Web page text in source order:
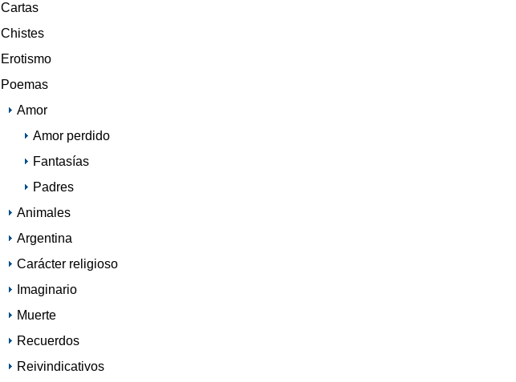
Cartas
Chistes
Erotismo
Poemas
Amor
Amor perdido
Fantasías
Padres
Animales
Argentina
Carácter religioso
Imaginario
Muerte
Recuerdos
Reivindicativos